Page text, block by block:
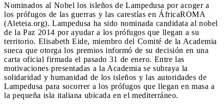
Nominados al Nobel los isleños de Lampedusa por acoger a
los prófugos de las guerras y las carestías en ÁfricaROMA
(Aleteia.org). Lampedusa ha sido nominada candidata al nobel
de la Paz 2014 por ayudar a los prófugos que llegan a su
territorio. Elisabeth Eide, miembro del Comité de la Academia
sueca que otorga los premios informó de su decisión en una
carta oficial firmada el pasado 31 de enero. Entre las
motivaciones presentadas a la Academia se subraya la
solidaridad y humanidad de los isleños y las autoridades de
Lampedusa para socorrer a los prófugos que llegan en masa a
la pequeña isla italiana ubicada en el mediterráneo.